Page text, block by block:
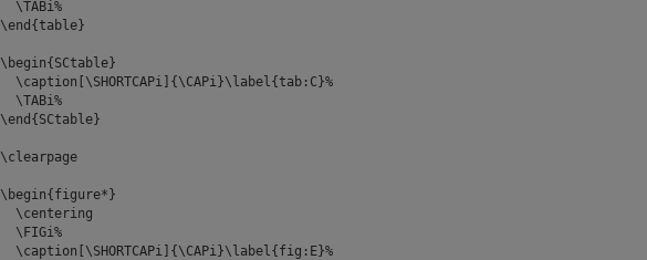
\TABi%
\end{table}
\begin{SCtable}
\caption[\SHORTCAPi]{\CAPi}\label{tab:C}%
\TABi%
\end{SCtable}
\clearpage
\begin{figure*}
\centering
\FIGi%
\caption[\SHORTCAPi]{\CAPi}\label{fig:E}%